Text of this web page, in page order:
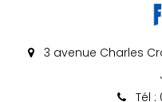
3 avenue Charles
Tél :